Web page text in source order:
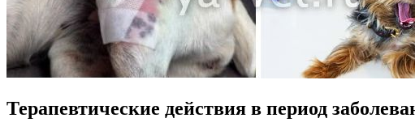
Терапевтические действия в период